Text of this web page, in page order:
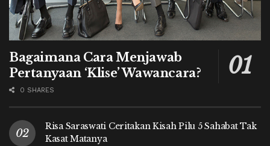
Bagaimana Cara Menjawab
Pertanyaan ‘Klise’ Wawancara?
0 SHARES
Risa Saraswati Ceritakan Kisah Pilu 5 Sahabat Tak
Kasat Matanya